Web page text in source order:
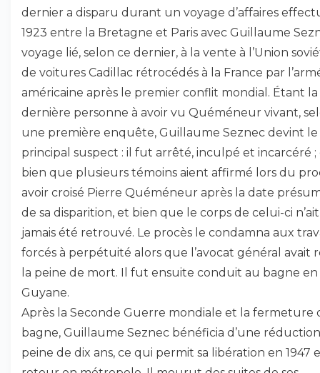
dernier a disparu durant un voyage d’affaires
1923 entre la Bretagne et Paris avec Guillaume
voyage lié, selon ce dernier, à la vente à l’Union
de voitures Cadillac rétrocédés à la France par
américaine après le premier conflit mondial. Étant la
dernière personne à avoir vu Quéméneur vivant,
une première enquête, Guillaume Seznec devint le
principal suspect : il fut arrêté, inculpé et incarcéré ;
bien que plusieurs témoins aient affirmé lors du
avoir croisé Pierre Quéméneur après la date
de sa disparition, et bien que le corps de celui-ci n’ait
jamais été retrouvé. Le procès le condamna aux
forcés à perpétuité alors que l’avocat général avait
la peine de mort. Il fut ensuite conduit au bagne en
Guyane.
Après la Seconde Guerre mondiale et la fermeture
bagne, Guillaume Seznec bénéficia d’une
peine de dix ans, ce qui permit sa libération en 1947